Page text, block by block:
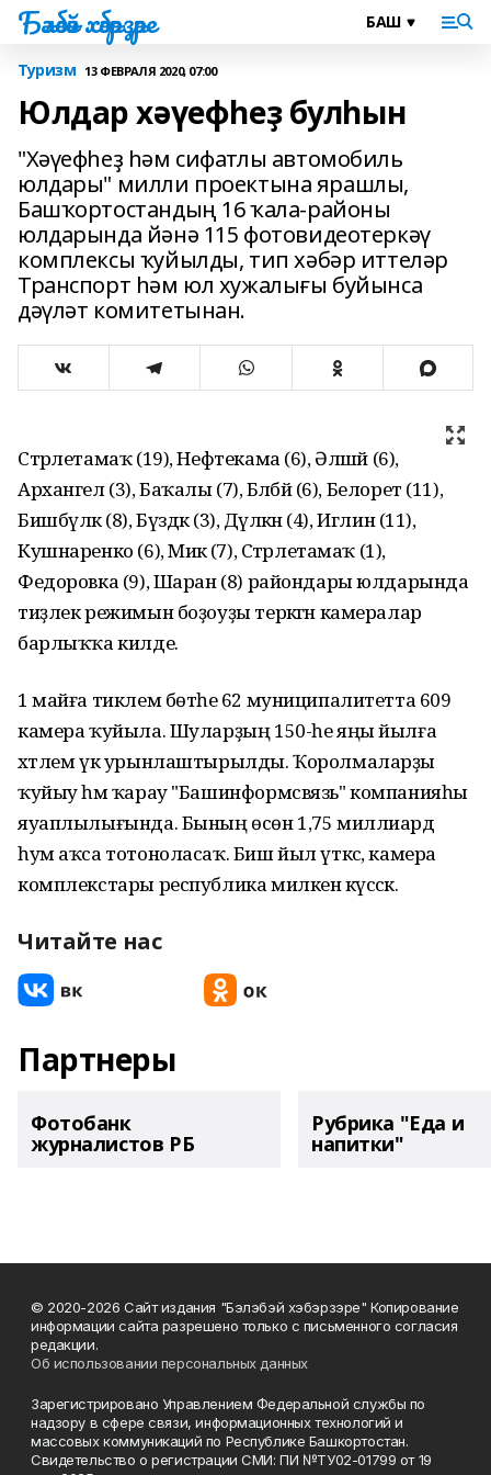
Бәләбәй хәбәрҙәре
Туризм 13 ФЕВРАЛЯ 2020, 07:00
Юлдар хәүефһеҙ булһын
"Хәүефһеҙ һәм сифатлы автомобиль
юлдары" милли проектына ярашлы,
Башҡортостандың 16 ҡала-районы
юлдарында йәнә 115 фотовидеотеркәү
комплексы ҡуйылды, тип хәбәр иттеләр
Транспорт һәм юл хужалығы буйынса
дәүләт комитетынан.
Стәрлетамаҡ (19), Нефтекама (6), Әлшәй (6),
Архангел (3), Баҡалы (7), Бәләбәй (6), Белорет (11),
Бишбүләк (8), Бүздәк (3), Дәүләкән (4), Иглин (11),
Кушнаренко (6), Миәкә (7), Стәрлетамаҡ (1),
Федоровка (9), Шаран (8) райондары юлдарында
тиҙлек режимын боҙоуҙы теркәгән камералар
барлыҡҡа килде.
1 майға тиклем бөтәһе 62 муниципалитетта 609
камера ҡуйыла. Шуларҙың 150-һе яңы йылға
хәтлем үк урынлаштырылды. Ҡоролмаларҙы
ҡуйыу һәм ҡарау "Башинформсвязь" компанияһы
яуаплылығында. Бының өсөн 1,75 миллиард
һум аҡса тотоноласаҡ. Биш йыл үткәс, камера
комплекстары республика милкенә күсәсәк.
Читайте нас
Партнеры
Фотобанк
журналистов РБ
Рубрика "Еда и
напитки"
© 2020-2026 Сайт издания "Бэлэбэй хэбэрзэре" Копирование
информации сайта разрешено только с письменного согласия
редакции.
Об использовании персональных данных
Зарегистрировано Управлением Федеральной службы по
надзору в сфере связи, информационных технологий и
массовых коммуникаций по Республике Башкортостан.
Свидетельство о регистрации СМИ: ПИ №ТУ02-01799 от 19